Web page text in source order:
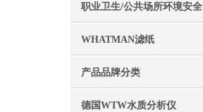
职业卫生/公共场所环境安全
WHATMAN滤纸
产品品牌分类
德国WTW水质分析仪